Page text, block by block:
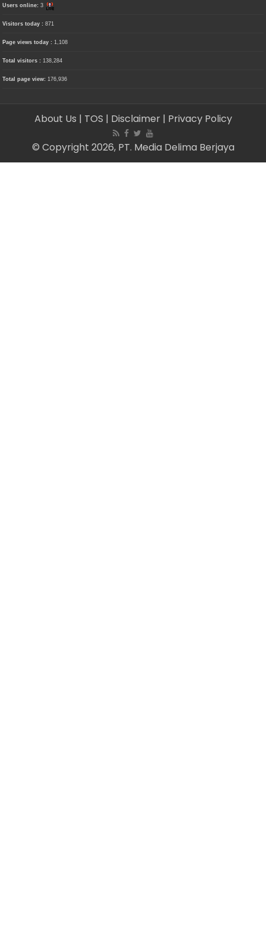
Users online:3
Visitors today :871
Page views today :1,108
Total visitors :138,284
Total page view:176,936
About Us | TOS | Disclaimer | Privacy Policy
© Copyright 2026, PT. Media Delima Berjaya